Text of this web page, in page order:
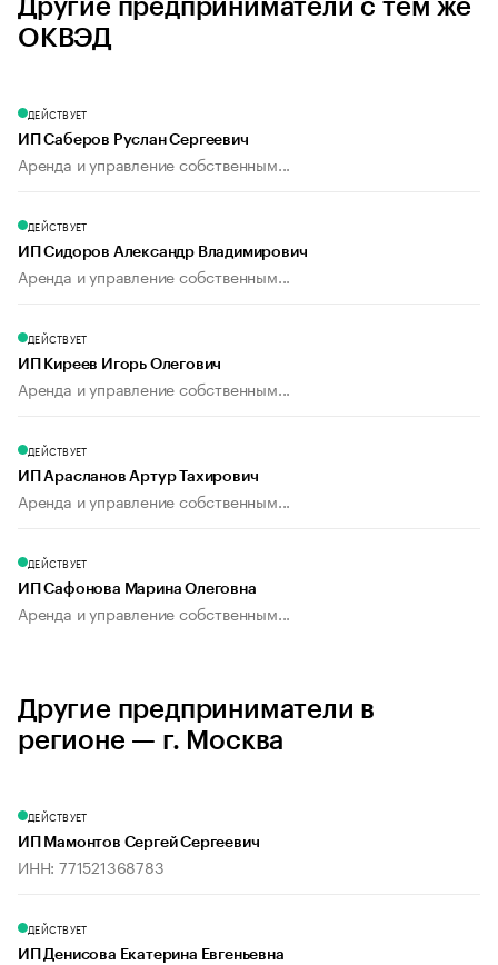
Другие предприниматели с тем же
ОКВЭД
ДЕЙСТВУЕТ
ИП Саберов Руслан Сергеевич
Аренда и управление собственным...
ДЕЙСТВУЕТ
ИП Сидоров Александр Владимирович
Аренда и управление собственным...
ДЕЙСТВУЕТ
ИП Киреев Игорь Олегович
Аренда и управление собственным...
ДЕЙСТВУЕТ
ИП Арасланов Артур Тахирович
Аренда и управление собственным...
ДЕЙСТВУЕТ
ИП Сафонова Марина Олеговна
Аренда и управление собственным...
Другие предприниматели в
регионе — г. Москва
ДЕЙСТВУЕТ
ИП Мамонтов Сергей Сергеевич
ИНН: 771521368783
ДЕЙСТВУЕТ
ИП Денисова Екатерина Евгеньевна